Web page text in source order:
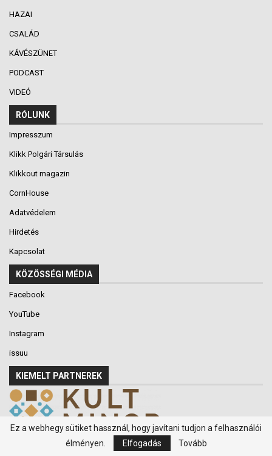
HAZAI
CSALÁD
KÁVÉSZÜNET
PODCAST
VIDEÓ
RÓLUNK
Impresszum
Klikk Polgári Társulás
Klikkout magazin
CornHouse
Adatvédelem
Hirdetés
Kapcsolat
KÖZÖSSÉGI MÉDIA
Facebook
YouTube
Instagram
issuu
KIEMELT PARTNEREK
Ez a webhegy sütiket hassznál, hogy javítani tudjon a felhasználói
élményen.
Elfogadás Tovább